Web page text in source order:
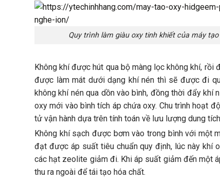
Quy trình làm giàu oxy tinh khiết của máy tạo
Không khí được hút qua bộ màng lọc không khí,
được làm mát dưới dạng khí nén thì sẽ được đi
không khí nén qua dồn vào bình, đồng thời đẩy
oxy mới vào bình tích áp chứa oxy. Chu trình hoạt
tử vận hành dựa trên tính toán về lưu lượng dung
Không khí sạch được bơm vào trong bình với một
đạt được áp suất tiêu chuẩn quy định, lúc này khí
các hạt zeolite giảm đi. Khi áp suất giảm đến một
thu ra ngoài để tái tạo hóa chất.